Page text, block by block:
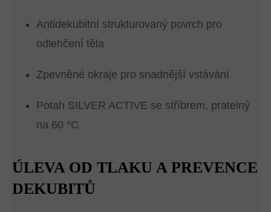
Antidekubitní strukturovaný povrch pro
odlehčení těla
Zpevněné okraje pro snadnější vstávání
Potah SILVER ACTIVE se stříbrem, pratelný
na 60 °C
ÚLEVA OD TLAKU A PREVENCE
DEKUBITŮ